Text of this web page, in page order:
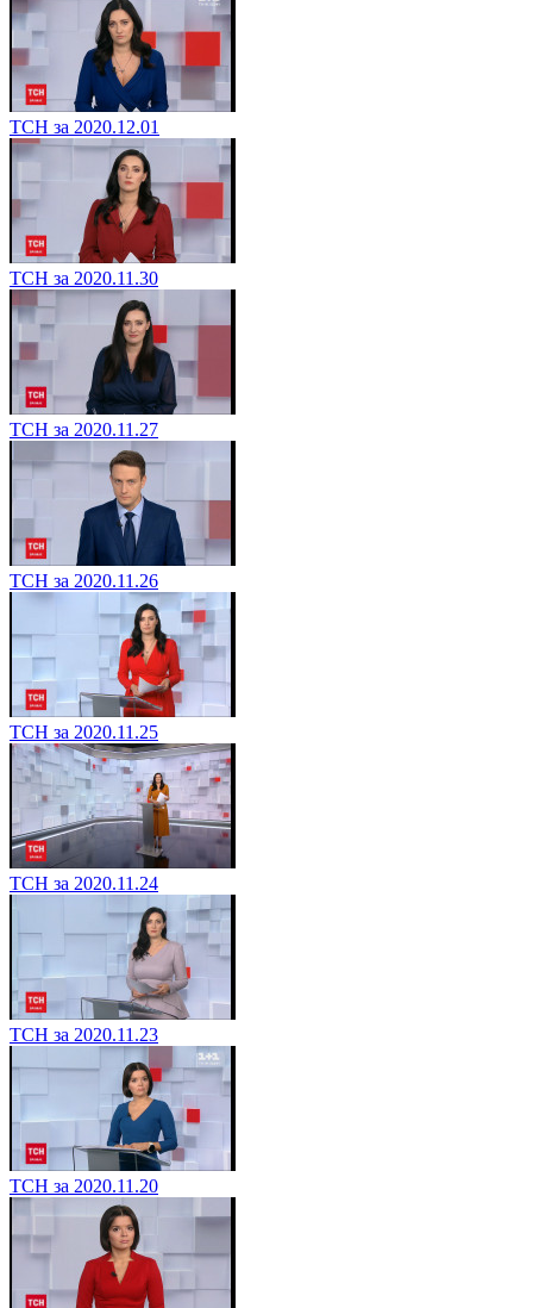
ТСН за 2020.12.01
ТСН за 2020.11.30
ТСН за 2020.11.27
ТСН за 2020.11.26
ТСН за 2020.11.25
ТСН за 2020.11.24
ТСН за 2020.11.23
ТСН за 2020.11.20